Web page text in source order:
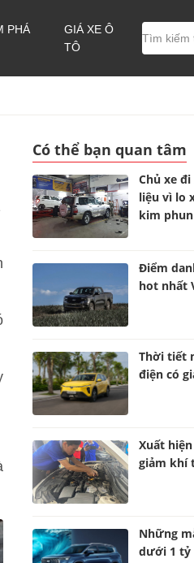
PHÁ
GIÁ XE Ô
TÔ
Có thể bạn quan tâm
Chủ xe
liệu vì lo
kim phun
Điểm
hot nhất
Thời tiết
điện có
Xuất
giảm khí
Những
dưới 1 tỷ